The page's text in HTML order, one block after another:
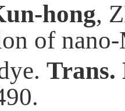
hong,
of
Trans.